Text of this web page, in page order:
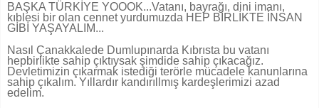
BAŞKA TÜRKİYE YOOOK...Vatanı, bayrağı, dini imanı,
kıblesi bir olan cennet yurdumuzda HEP BİRLİKTE İNSAN
GİBİ YAŞAYALIM...
Nasıl Çanakkalede Dumlupınarda Kıbrısta bu vatanı
hepbirlikte sahip çıktıysak şimdide sahip çıkacağız.
Devletimizin çıkarmak istediği terörle mücadele kanunlarına
sahip çıkalım. Yıllardır kandırıllmış kardeşlerimizi azad
edelim.